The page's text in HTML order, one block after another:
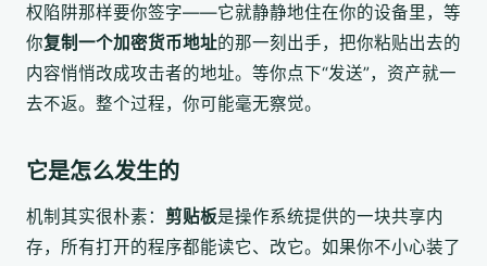
权陷阱那样要你签字——它就静静地住在你的设备里，等
你复制一个加密货币地址的那一刻出手，把你粘贴出去的
内容悄悄改成攻击者的地址。等你点下“发送”，资产就一
去不返。整个过程，你可能毫无察觉。
它是怎么发生的
机制其实很朴素： 剪贴板是操作系统提供的一块共享内
存，所有打开的程序都能读它、改它。如果你不小心装了